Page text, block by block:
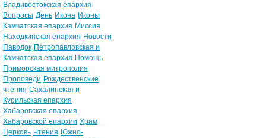
Владивостокская епархия
Вопросы День Икона Иконы
Камчатская епархия Миссия
Находкинская епархия Новости
Паводок Петропавловская и
Камчатская епархия Помощь
Приморская митрополия
Проповеди Рождественские
чтения Сахалинская и
Курильская епархия
Хабаровская епархия
Хабаровской епархии Храм
Церковь Чтения Южно-